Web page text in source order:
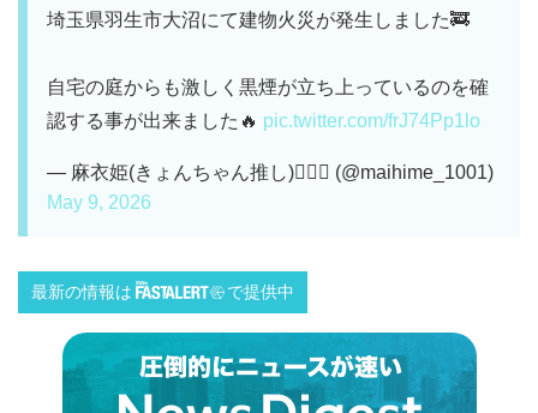
埼玉県羽生市大沼にて建物火災が発生しました🚒
自宅の庭からも激しく黒煙が立ち上っているのを確
認する事が出来ました🔥 pic.twitter.com/frJ74Pp1lo
— 麻衣姫(きょんちゃん推し)🧝🏻‍♀️ (@maihime_1001)
May 9, 2026
最新の情報は で提供中